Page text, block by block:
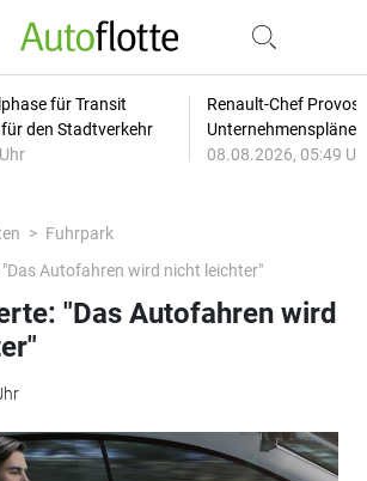
für Transit
den Stadtverkehr
Renault-Chef
08.08.2026, 05:49
Fuhrpark
Autofahren wird nicht leichter"
"Das Autofahren wird